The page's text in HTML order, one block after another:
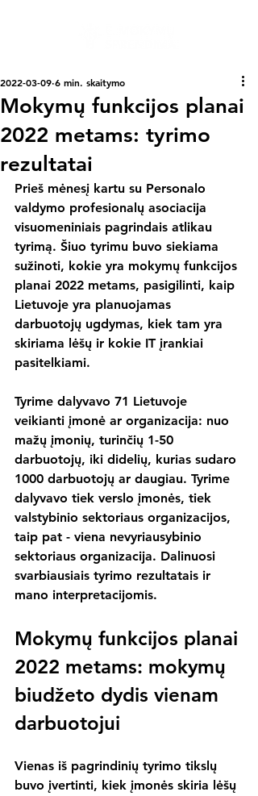
Mokymų funkcijos planai
2022 metams: tyrimo
rezultatai
2022-03-09 6 min. skaitymo
Prieš mėnesį kartu su Personalo
valdymo profesionalų asociacija
visuomeniniais pagrindais atlikau
tyrimą. Šiuo tyrimu buvo siekiama
sužinoti, kokie yra mokymų funkcijos
planai 2022 metams, pasigilinti, kaip
Lietuvoje yra planuojamas
darbuotojų ugdymas, kiek tam yra
skiriama lėšų ir kokie IT įrankiai
pasitelkiami.
Tyrime dalyvavo 71 Lietuvoje
veikianti įmonė ar organizacija: nuo
mažų įmonių, turinčių 1-50
darbuotojų, iki didelių, kurias sudaro
1000 darbuotojų ar daugiau. Tyrime
dalyvavo tiek verslo įmonės, tiek
valstybinio sektoriaus organizacijos,
taip pat - viena nevyriausybinio
sektoriaus organizacija. Dalinuosi
svarbiausiais tyrimo rezultatais ir
mano interpretacijomis.
Mokymų funkcijos planai
2022 metams: mokymų
biudžeto dydis vienam
darbuotojui
Vienas iš pagrindinių tyrimo tikslų
buvo įvertinti, kiek įmonės skiria lėšų